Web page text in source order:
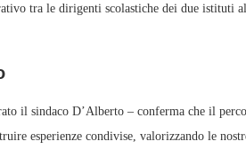
tra le dirigenti scolastiche dei due istituti
il sindaco D’Alberto – conferma che il
esperienze condivise, valorizzando le